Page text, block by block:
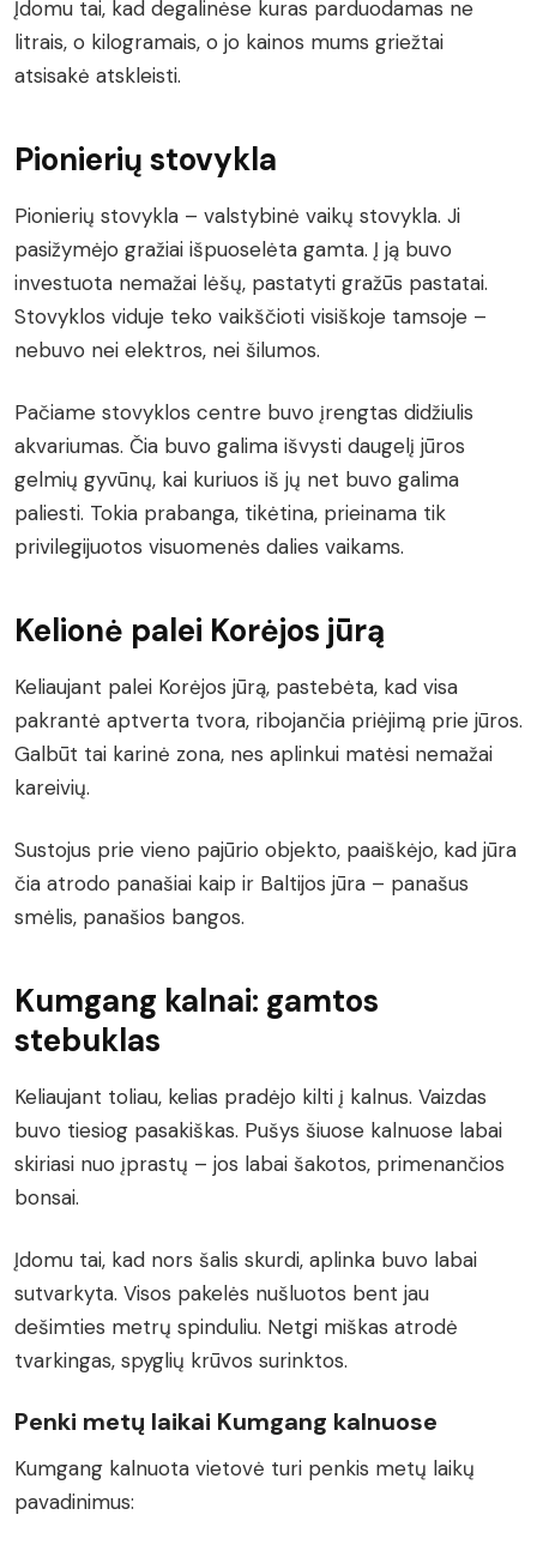
Įdomu tai, kad degalinėse kuras parduodamas ne
litrais, o kilogramais, o jo kainos mums griežtai
atsisakė atskleisti.
Pionierių stovykla
Pionierių stovykla – valstybinė vaikų stovykla. Ji
pasižymėjo gražiai išpuoselėta gamta. Į ją buvo
investuota nemažai lėšų, pastatyti gražūs pastatai.
Stovyklos viduje teko vaikščioti visiškoje tamsoje –
nebuvo nei elektros, nei šilumos.
Pačiame stovyklos centre buvo įrengtas didžiulis
akvariumas. Čia buvo galima išvysti daugelį jūros
gelmių gyvūnų, kai kuriuos iš jų net buvo galima
paliesti. Tokia prabanga, tikėtina, prieinama tik
privilegijuotos visuomenės dalies vaikams.
Kelionė palei Korėjos jūrą
Keliaujant palei Korėjos jūrą, pastebėta, kad visa
pakrantė aptverta tvora, ribojančia priėjimą prie jūros.
Galbūt tai karinė zona, nes aplinkui matėsi nemažai
kareivių.
Sustojus prie vieno pajūrio objekto, paaiškėjo, kad jūra
čia atrodo panašiai kaip ir Baltijos jūra – panašus
smėlis, panašios bangos.
Kumgang kalnai: gamtos
stebuklas
Keliaujant toliau, kelias pradėjo kilti į kalnus. Vaizdas
buvo tiesiog pasakiškas. Pušys šiuose kalnuose labai
skiriasi nuo įprastų – jos labai šakotos, primenančios
bonsai.
Įdomu tai, kad nors šalis skurdi, aplinka buvo labai
sutvarkyta. Visos pakelės nušluotos bent jau
dešimties metrų spinduliu. Netgi miškas atrodė
tvarkingas, spyglių krūvos surinktos.
Penki metų laikai Kumgang kalnuose
Kumgang kalnuota vietovė turi penkis metų laikų
pavadinimus: